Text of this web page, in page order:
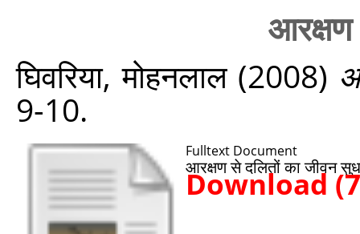
आरक्षण
घिवरिया, मोहनलाल(2008)
9-10.
Fulltext Document
आरक्षण से दलितों का जीवन
Download